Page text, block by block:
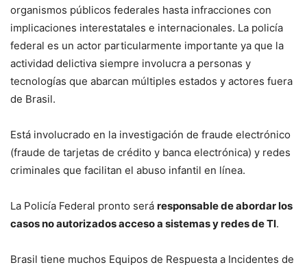
organismos públicos federales hasta infracciones con
implicaciones interestatales e internacionales. La policía
federal es un actor particularmente importante ya que la
actividad delictiva siempre involucra a personas y
tecnologías que abarcan múltiples estados y actores fuera
de Brasil.
Está involucrado en la investigación de fraude electrónico
(fraude de tarjetas de crédito y banca electrónica) y redes
criminales que facilitan el abuso infantil en línea.
La Policía Federal pronto será responsable de abordar los
casos no autorizados acceso a sistemas y redes de TI.
Brasil tiene muchos Equipos de Respuesta a Incidentes de